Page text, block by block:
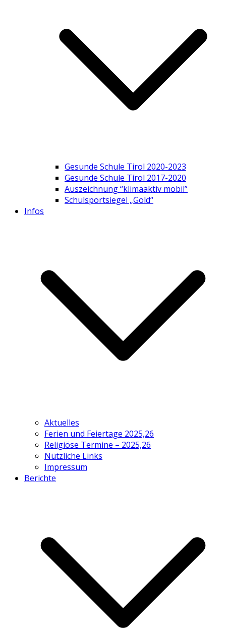
Gesunde Schule Tirol 2020-2023
Gesunde Schule Tirol 2017-2020
Auszeichnung “klimaaktiv mobil”
Schulsportsiegel „Gold“
Infos
Aktuelles
Ferien und Feiertage 2025,26
Religiöse Termine – 2025,26
Nützliche Links
Impressum
Berichte